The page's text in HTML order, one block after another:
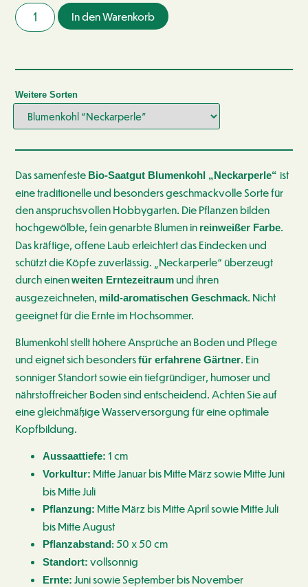
In den Warenkorb
Weitere Sorten
Das samenfeste Bio-Saatgut Blumenkohl „Neckarperle“ ist
eine traditionelle und besonders geschmackvolle Sorte für
den anspruchsvollen Hobbygarten. Die Pflanzen bilden
hochgewölbte, fein genarbte Blumen in reinweißer Farbe
Das kräftige, offene Laub erleichtert das Eindecken und
schützt die Köpfe zuverlässig. „Neckarperle“ überzeugt
durch einenweiten Erntezeitraum und ihren
ausgezeichneten, mild-aromatischen Geschmack . Nicht
geeignet für die Ernte im Hochsommer.
Blumenkohl stellt höhere Ansprüche an Boden und Pflege
und eignet sich besondersfür erfahrene Gärtner. Ein
sonniger Standort sowie ein tiefgründiger, humoser und
nährstoffreicher Boden sind entscheidend. Achten Sie auf
eine gleichmäßige Wasserversorgung für eine optimale
Kopfbildung.
Aussaattiefe: 1 cm
Vorkultur: Mitte Januar bis Mitte März sowie Mitte Juni
bis Mitte Juli
Pflanzung: Mitte März bis Mitte April sowie Mitte Juli
bis Mitte August
Pflanzabstand: 50 x 50 cm
Standort: vollsonnig
Ernte: Juni sowie September bis November